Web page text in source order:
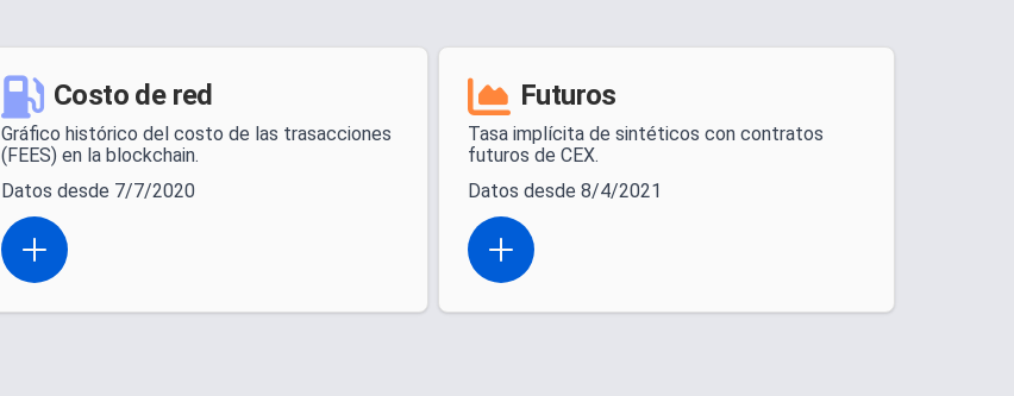
Costo de red
Gráfico histórico del costo de las trasacciones
(FEES) en la blockchain.
Datos desde 7/7/2020
Open actions menu
Futuros
Tasa implícita de sintéticos con contratos
futuros de CEX.
Datos desde 8/4/2021
Open actions menu